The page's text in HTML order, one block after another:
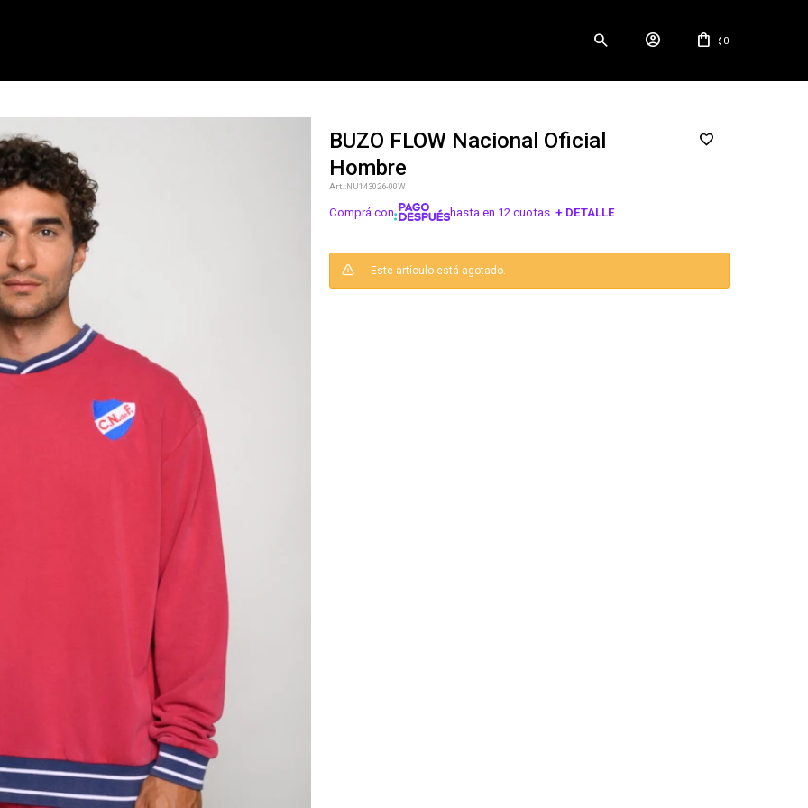
$ 0
BUZO FLOW Nacional Oficial
Hombre
NU143026-00W
Comprá con hasta en 12 cuotas + DETALLE
¡ME INTERESA!
Este artículo está agotado.
NOTIFICARME